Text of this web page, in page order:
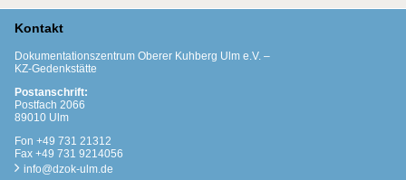
Kontakt
Dokumentationszentrum Oberer Kuhberg Ulm e.V. –
KZ-Gedenkstätte
Postanschrift:
Postfach 2066
89010 Ulm
Fon +49 731 21312
Fax +49 731 9214056
info@dzok-ulm.de